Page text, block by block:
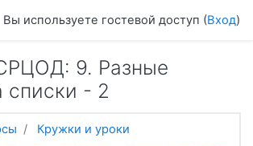
Вы используете гостевой доступ (Вход)
9. Разные
списки - 2
Кружки и уроки